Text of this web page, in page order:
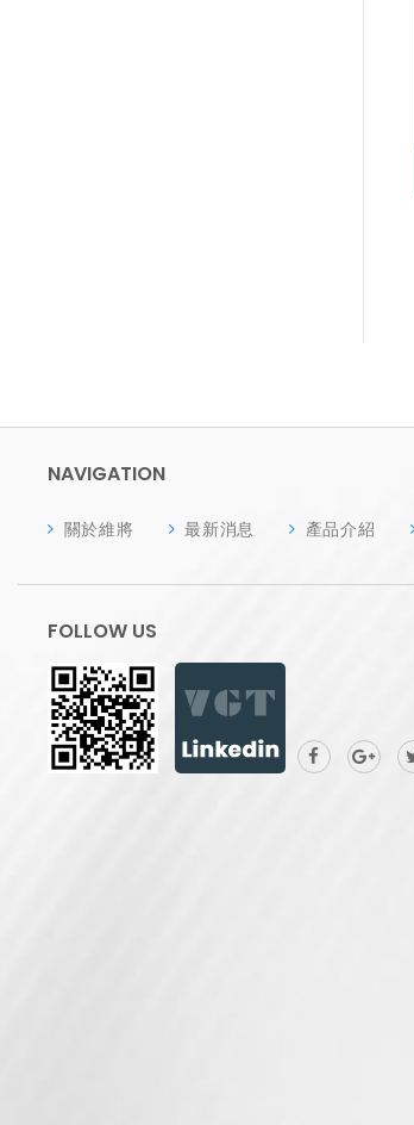
NAVIGATION
關於維將 最新消息 產品介紹
FOLLOW US